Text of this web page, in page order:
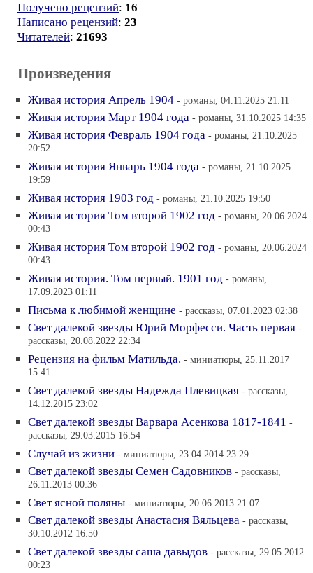
Получено рецензий: 16
Написано рецензий: 23
Читателей: 21693
Произведения
Живая история Апрель 1904 - романы, 04.11.2025 21:11
Живая история Март 1904 года - романы, 31.10.2025 14:35
Живая история Февраль 1904 года - романы, 21.10.2025
20:52
Живая история Январь 1904 года - романы, 21.10.2025
19:59
Живая история 1903 год - романы, 21.10.2025 19:50
Живая история Том второй 1902 год - романы, 20.06.2024
00:43
Живая история Том второй 1902 год - романы, 20.06.2024
00:43
Живая история. Том первый. 1901 год - романы,
17.09.2023 01:11
Письма к любимой женщине - рассказы, 07.01.2023 02:38
Свет далекой звезды Юрий Морфесси. Часть первая -
рассказы, 20.08.2022 22:34
Рецензия на фильм Матильда. - миниатюры, 25.11.2017
15:41
Свет далекой звезды Надежда Плевицкая - рассказы,
14.12.2015 23:02
Свет далекой звезды Варвара Асенкова 1817-1841 -
рассказы, 29.03.2015 16:54
Случай из жизни - миниатюры, 23.04.2014 23:29
Свет далекой звезды Семен Садовников - рассказы,
26.11.2013 00:36
Cвет ясной поляны - миниатюры, 20.06.2013 21:07
Свет далекой звезды Анастасия Вяльцева - рассказы,
30.10.2012 16:50
Свет далекой звезды саша давыдов - рассказы, 29.05.2012
00:23